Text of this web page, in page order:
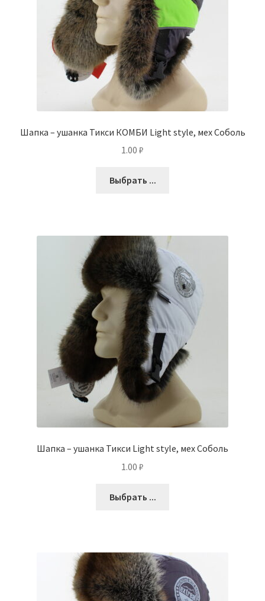
Шапка – ушанка Тикси КОМБИ Light style, мех Соболь
1.00 ₽
Выбрать ...
Шапка – ушанка Тикси Light style, мех Соболь
1.00 ₽
Выбрать ...